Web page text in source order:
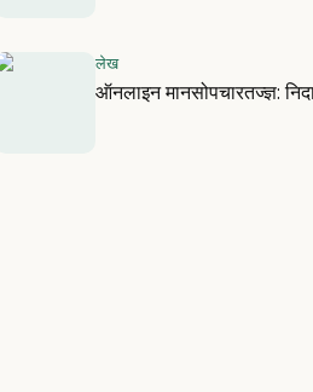
लेख
ऑनलाइन मानसोपचारतज्ज्ञ: